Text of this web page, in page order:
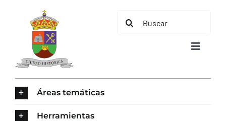
contenido
Buscar:
Toggle
Áreas temáticas
Herramientas